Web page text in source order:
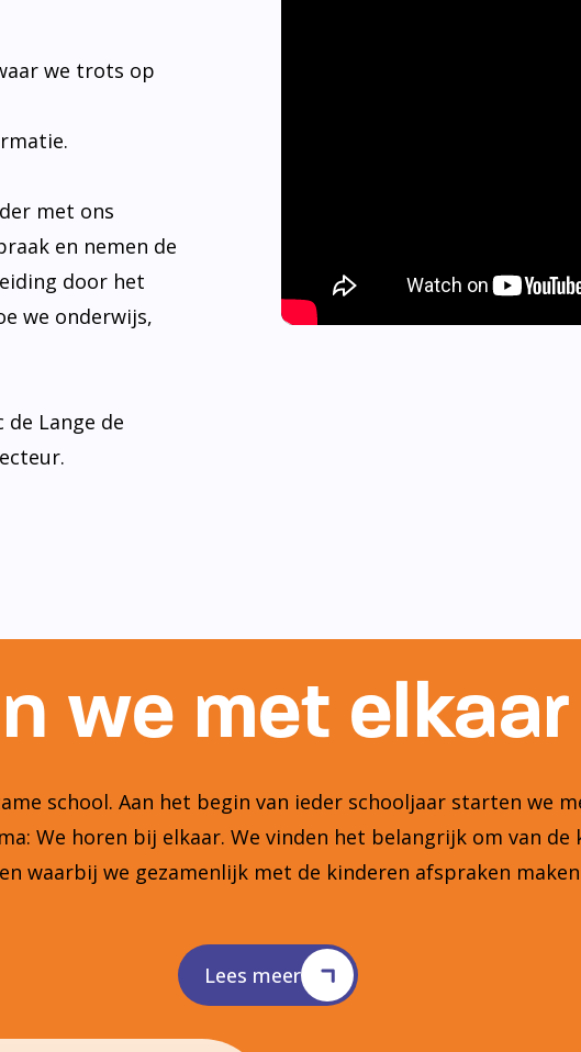
we trots op
met ons
en nemen de
door het
we onderwijs,
de Lange de
we met elkaar
school. Aan het begin van ieder schooljaar starten we
We horen bij elkaar. We vinden het belangrijk om van de
waarbij we gezamenlijk met de kinderen afspraken
Lees meer